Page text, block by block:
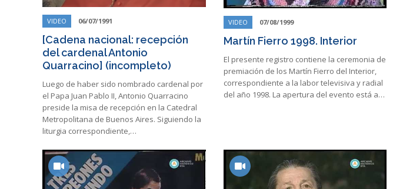
VIDEO 06/07/1991
[Cadena nacional: recepción
del cardenal Antonio
Quarracino] (incompleto)
Luego de haber sido nombrado cardenal por
el Papa Juan Pablo II, Antonio Quarracino
preside la misa de recepción en la Catedral
Metropolitana de Buenos Aires. Siguiendo la
liturgia correspondiente,…
VIDEO 07/08/1999
Martín Fierro 1998. Interior
El presente registro contiene la ceremonia de
premiación de los Martín Fierro del Interior,
correspondiente a la labor televisiva y radial
del año 1998. La apertura del evento está a…